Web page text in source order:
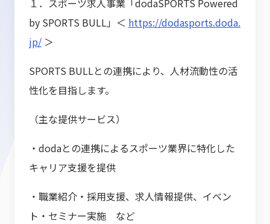
１．スポーツ求人事業「dodaSPORTS Powered
by SPORTS BULL」＜ https://dodasports.doda.
jp/ ＞
SPORTS BULLとの連携により、人材流動性の活
性化を目指します。
（主な提供サービス）
・dodaとの連携によるスポーツ業界に特化した
キャリア支援を提供
・職業紹介・採用支援、求人情報提供、イベン
ト・セミナー実施 など